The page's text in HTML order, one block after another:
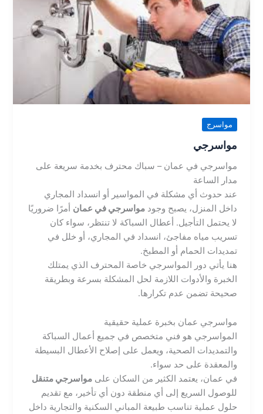
مواسرج
مواسرجي
مواسرجي في عمان – سباك محترف بخدمة سريعة على
مدار الساعة
عند حدوث أي مشكلة في المواسير أو انسداد المجاري
داخل المنزل، يصبح وجودمواسرجي في عمان أمرًا ضروريًا
لا يحتمل التأجيل. أعطال السباكة لا تنتظر، سواء كان
تسريب مياه مفاجئ، انسداد في المجاري، أو خلل في
تمديدات الحمام أو المطبخ.
هنا يأتي دور المواسرجي خاصة المحترف الذي يمتلك
الخبرة والأدوات اللازمة لحل المشكلة بسرعة وبطريقة
صحيحة تضمن عدم تكرارها.
مواسرجي عمان بخبرة عملية حقيقية
المواسرجي هو فني متخصص في جميع أعمال السباكة
والتمديدات الصحية، ويعمل على إصلاح الأعطال البسيطة
والمعقدة على حد سواء.
في عمان، يعتمد الكثير من السكان علىمواسرجي متنقل
للوصول السريع إلى أي منطقة دون أي تأخير، مع تقديم
حلول عملية تناسب طبيعة المباني السكنية والتجارية داخل